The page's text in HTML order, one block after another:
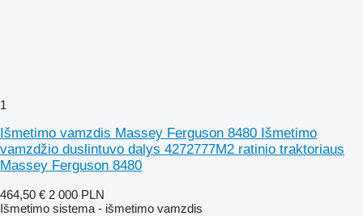
1
Išmetimo vamzdis Massey Ferguson 8480 Išmetimo
vamzdžio duslintuvo dalys 4272777M2 ratinio traktoriaus
Massey Ferguson 8480
464,50 € 2 000 PLN
Išmetimo sistema - išmetimo vamzdis